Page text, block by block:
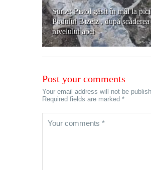
Surse: Pistol găsit în mâl la
Podului Bizetz , după scăderea
nivelului apei
Post your comments
Your email address will not be
Required fields are marked *